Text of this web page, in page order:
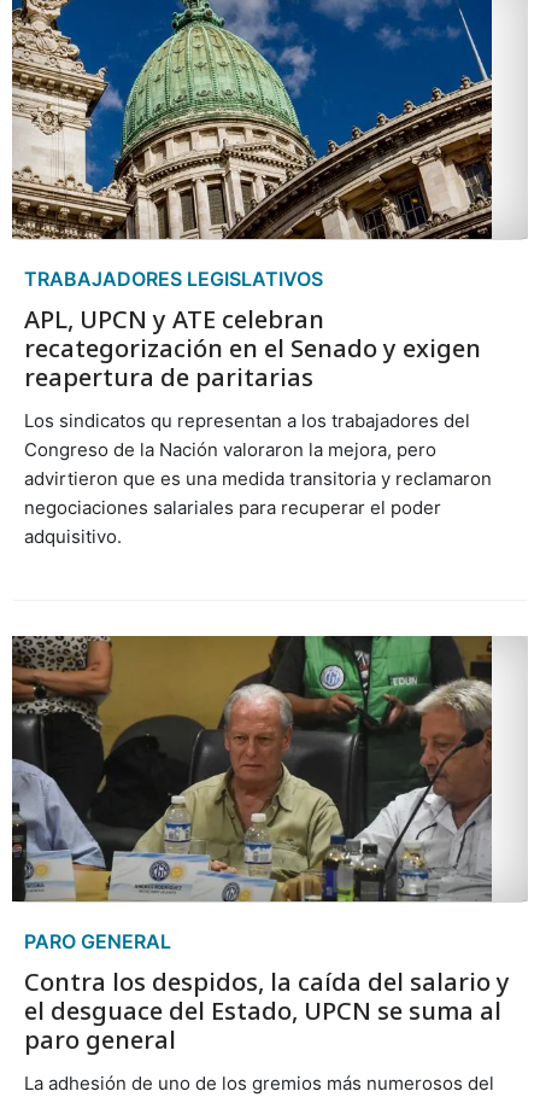
TRABAJADORES LEGISLATIVOS
APL, UPCN y ATE celebran
recategorización en el Senado y exigen
reapertura de paritarias
Los sindicatos qu representan a los trabajadores del
Congreso de la Nación valoraron la mejora, pero
advirtieron que es una medida transitoria y reclamaron
negociaciones salariales para recuperar el poder
adquisitivo.
PARO GENERAL
Contra los despidos, la caída del salario y
el desguace del Estado, UPCN se suma al
paro general
La adhesión de uno de los gremios más numerosos del